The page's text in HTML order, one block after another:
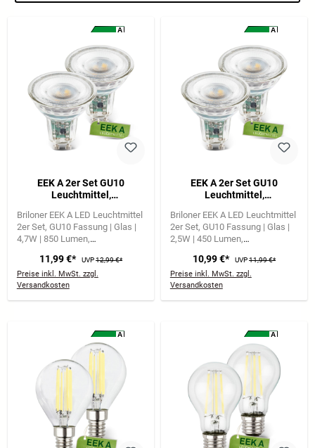
A
EEK A 2er Set GU10
Leuchtmittel,
Lebensdauer*, 850lm, 4,7W,
Warmweißes Licht
Briloner EEK A LED Leuchtmittel
2er Set GU10 Fassung | Glas |
4,7W | 850 Lumen
11,99 €* UVP12,99 €*
Preise inkl. MwSt. zzgl.
Versandkosten
A
EEK A 2er Set GU10
Leuchtmittel,
Lebensdauer*, 450lm, 2,5W,
Warmweißes Licht
Briloner EEK A LED Leuchtmittel
2er Set GU10 Fassung | Glas |
2,5W | 450 Lumen
10,99 €* UVP11,99 €*
Preise inkl. MwSt. zzgl.
Versandkosten
A
A
G